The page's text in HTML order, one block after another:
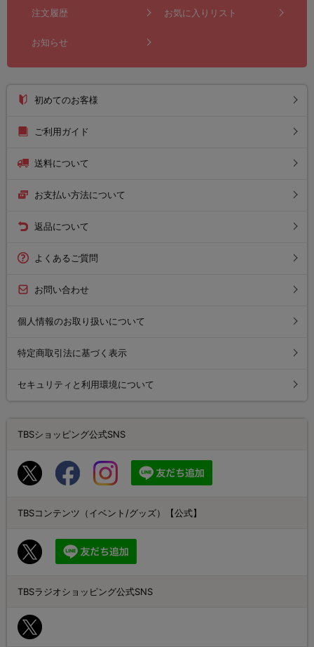
注文履歴 お気に入りリスト
お知らせ
初めてのお客様
ご利用ガイド
送料について
お支払い方法について
返品について
よくあるご質問
お問い合わせ
個人情報のお取り扱いについて
特定商取引法に基づく表示
セキュリティと利用環境について
TBSショッピング公式SNS
TBSコンテンツ（イベント/グッズ）【公式】
TBSラジオショッピング公式SNS